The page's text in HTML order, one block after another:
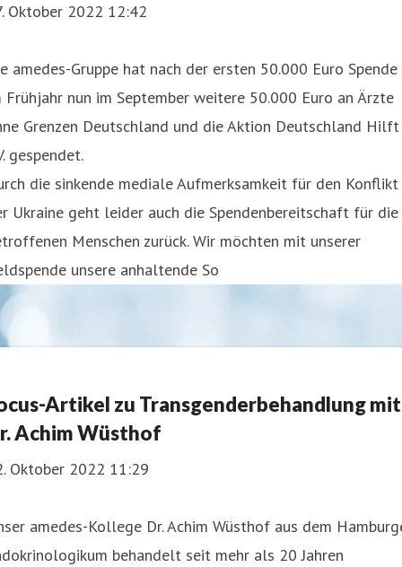
Oktober 2022 12:42
amedes-Gruppe hat nach der ersten 50.000 Euro Spende
Frühjahr nun im September weitere 50.000 Euro an Ärzte
Grenzen Deutschland und die Aktion Deutschland Hilft
gespendet.
die sinkende mediale Aufmerksamkeit für den Konflikt
Ukraine geht leider auch die Spendenbereitschaft für die
Menschen zurück. Wir möchten mit unserer
unsere anhaltende So
Artikel zu Transgenderbehandlung mit
Achim Wüsthof
Oktober 2022 11:29
amedes-Kollege Dr. Achim Wüsthof aus dem
behandelt seit mehr als 20 Jahren